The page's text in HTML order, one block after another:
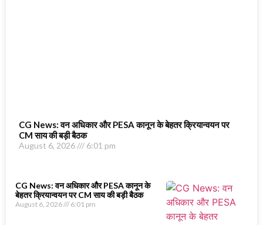
CG News: वन अधिकार और PESA कानून के बेहतर क्रियान्वयन पर
CM साय की बड़ी बैठक
August 6, 2026 6:01 pm
CG News: वन अधिकार और PESA कानून के
बेहतर क्रियान्वयन पर CM साय की बड़ी बैठक
August 6, 2026 6:01 pm